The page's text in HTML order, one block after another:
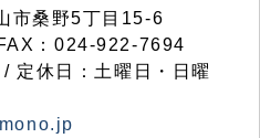
桑野5丁目15-6
：024-922-7694
定休日：土曜日・日曜